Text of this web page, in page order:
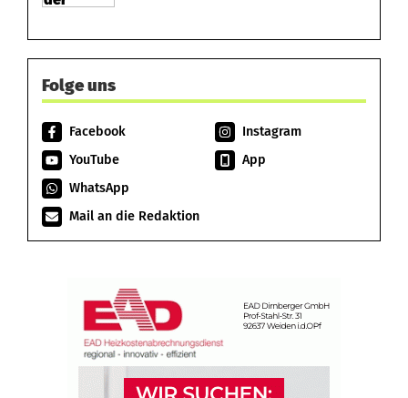
Folge uns
Facebook
Instagram
YouTube
App
WhatsApp
Mail an die Redaktion